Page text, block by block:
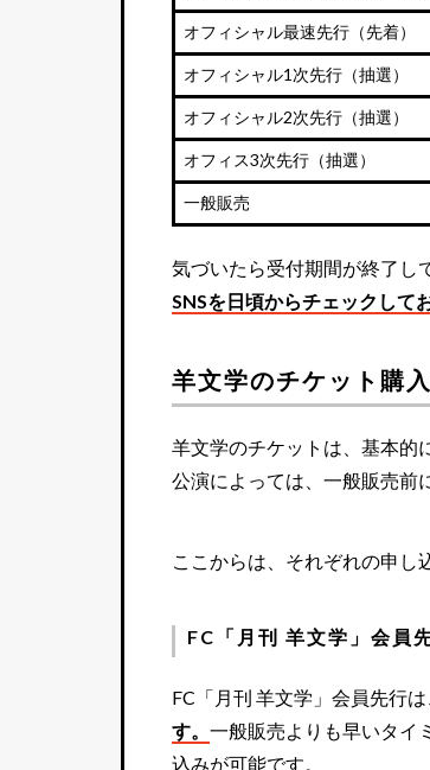
オフィシャル最速先行（先着）
オフィシャル1次先行（抽選）
オフィシャル2次先行（抽選）
オフィス3次先行（抽選）
一般販売
気づいたら受付期間が終了し
SNSを日頃からチェックして
羊文学のチケット購
羊文学のチケットは、基本的
公演によっては、一般販売前
ここからは、それぞれの申し
FC「月刊 羊文学」会員
FC「月刊 羊文学」会員先行は
す。 一般販売よりも早いタイ
込みが可能です。